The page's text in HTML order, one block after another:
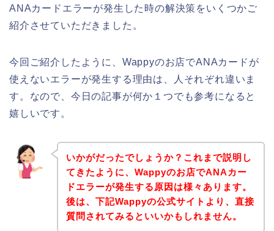
ANAカードエラーが発生した時の解決策をいくつかご
紹介させていただきました。
今回ご紹介したように、Wappyのお店でANAカードが
使えないエラーが発生する理由は、人それぞれ違いま
す。なので、今日の記事が何か１つでも参考になると
嬉しいです。
いかがだったでしょうか？これまで説明し
てきたように、Wappyのお店でANAカー
ドエラーが発生する原因は様々あります。
後は、下記Wappyの公式サイトより、直接
質問されてみるといいかもしれません。